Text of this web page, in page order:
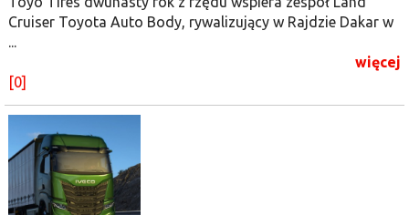
Cruiser Toyota Auto Body, rywalizujący w Rajdzie Dakar w
więcej
[0]